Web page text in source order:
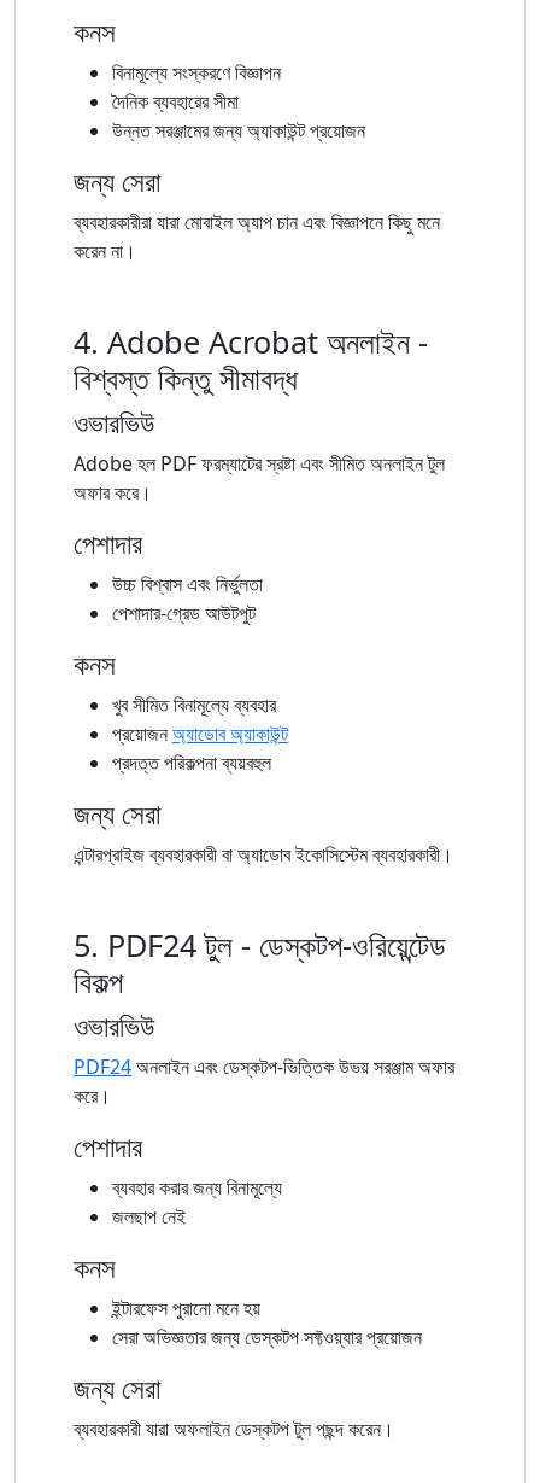
কনস
বিনামূল্যে সংস্করণে বিজ্ঞাপন
দৈনিক ব্যবহারের সীমা
উন্নত সরঞ্জামের জন্য অ্যাকাউন্ট প্রয়োজন
জন্য সেরা
ব্যবহারকারীরা যারা মোবাইল অ্যাপ চান এবং বিজ্ঞাপনে কিছু মনে
করেন না।
4. Adobe Acrobat অনলাইন -
বিশ্বস্ত কিন্তু সীমাবদ্ধ
ওভারভিউ
Adobe হল PDF ফরম্যাটের স্রষ্টা এবং সীমিত অনলাইন টুল
অফার করে।
পেশাদার
উচ্চ বিশ্বাস এবং নির্ভুলতা
পেশাদার-গ্রেড আউটপুট
কনস
খুব সীমিত বিনামূল্যে ব্যবহার
প্রয়োজনঅ্যাডোব অ্যাকাউন্ট
প্রদত্ত পরিকল্পনা ব্যয়বহুল
জন্য সেরা
এন্টারপ্রাইজ ব্যবহারকারী বা অ্যাডোব ইকোসিস্টেম ব্যবহারকারী।
5. PDF24 টুল - ডেস্কটপ-ওরিয়েন্টেড
বিকল্প
ওভারভিউ
PDF24অনলাইন এবং ডেস্কটপ-ভিত্তিক উভয় সরঞ্জাম অফার
করে।
পেশাদার
ব্যবহার করার জন্য বিনামূল্যে
জলছাপ নেই
কনস
ইন্টারফেস পুরানো মনে হয়
সেরা অভিজ্ঞতার জন্য ডেস্কটপ সফ্টওয়্যার প্রয়োজন
জন্য সেরা
ব্যবহারকারী যারা অফলাইন ডেস্কটপ টুল পছন্দ করেন।